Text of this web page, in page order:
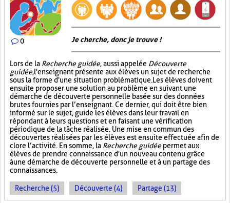
0 Je cherche, donc je trouve !
Lors de la Recherche guidée, aussi appelée Découverte
guidée, l'enseignant présente aux élèves un sujet de recherche
sous la forme d'une situation problématique. Les élèves doivent
ensuite proposer une solution au problème en suivant une
démarche de découverte personnelle basée sur des données
brutes fournies par l’enseignant. Ce dernier, qui doit être bien
informé sur le sujet, guide les élèves dans leur travail en
répondant à leurs questions et en faisant une vérification
périodique de la tâche réalisée. Une mise en commun des
découvertes réalisées par les élèves est ensuite effectuée afin de
clore l’activité. En somme, la Recherche guidéepermet aux
élèves de prendre connaissance d'un nouveau contenu grâce
à une démarche de découverte personnelle et à un partage des
connaissances.
Recherche (5) Découverte (4) Partage (13)